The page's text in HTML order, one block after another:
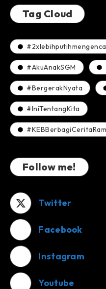
Tag Cloud
#AkuAnakSGM
#BergerakNyata
#IniTentangKita
Follow me!
Twitter
Facebook
Instagram
Youtube